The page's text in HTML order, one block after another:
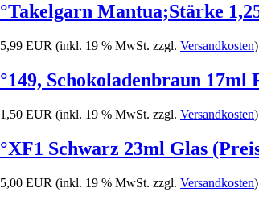
°Takelgarn Mantua;Stärke
5,99 EUR (inkl. 19 % MwSt. zzgl. Versandkosten)
°149, Schokoladenbraun 17ml
1,50 EUR (inkl. 19 % MwSt. zzgl. Versandkosten)
°XF1 Schwarz 23ml Glas
5,00 EUR (inkl. 19 % MwSt. zzgl. Versandkosten)